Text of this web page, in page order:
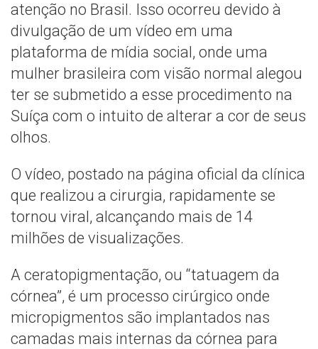
atenção no Brasil. Isso ocorreu devido à
divulgação de um vídeo em uma
plataforma de mídia social, onde uma
mulher brasileira com visão normal alegou
ter se submetido a esse procedimento na
Suíça com o intuito de alterar a cor de seus
olhos.
O vídeo, postado na página oficial da clínica
que realizou a cirurgia, rapidamente se
tornou viral, alcançando mais de 14
milhões de visualizações.
A ceratopigmentação, ou “tatuagem da
córnea”, é um processo cirúrgico onde
micropigmentos são implantados nas
camadas mais internas da córnea para